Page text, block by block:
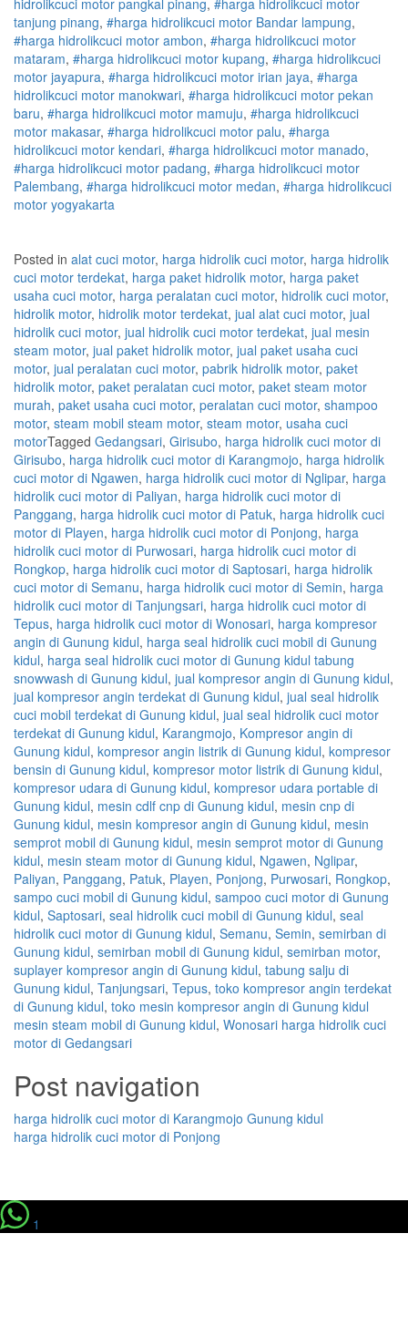
hidrolikcuci motor pangkal pinang, #harga hidrolikcuci motor
tanjung pinang, #harga hidrolikcuci motor Bandar lampung,
#harga hidrolikcuci motor ambon, #harga hidrolikcuci motor
mataram, #harga hidrolikcuci motor kupang, #harga hidrolikcuci
motor jayapura, #harga hidrolikcuci motor irian jaya, #harga
hidrolikcuci motor manokwari, #harga hidrolikcuci motor pekan
baru, #harga hidrolikcuci motor mamuju, #harga hidrolikcuci
motor makasar, #harga hidrolikcuci motor palu, #harga
hidrolikcuci motor kendari, #harga hidrolikcuci motor manado,
#harga hidrolikcuci motor padang, #harga hidrolikcuci motor
Palembang, #harga hidrolikcuci motor medan, #harga hidrolikcuci
motor yogyakarta
Posted in alat cuci motor, harga hidrolik cuci motor, harga hidrolik
cuci motor terdekat, harga paket hidrolik motor, harga paket
usaha cuci motor, harga peralatan cuci motor, hidrolik cuci motor,
hidrolik motor, hidrolik motor terdekat, jual alat cuci motor, jual
hidrolik cuci motor, jual hidrolik cuci motor terdekat, jual mesin
steam motor, jual paket hidrolik motor, jual paket usaha cuci
motor, jual peralatan cuci motor, pabrik hidrolik motor, paket
hidrolik motor, paket peralatan cuci motor, paket steam motor
murah, paket usaha cuci motor, peralatan cuci motor, shampoo
motor, steam mobil steam motor, steam motor, usaha cuci
motorTagged Gedangsari, Girisubo, harga hidrolik cuci motor di
Girisubo, harga hidrolik cuci motor di Karangmojo, harga hidrolik
cuci motor di Ngawen, harga hidrolik cuci motor di Nglipar, harga
hidrolik cuci motor di Paliyan, harga hidrolik cuci motor di
Panggang, harga hidrolik cuci motor di Patuk, harga hidrolik cuci
motor di Playen, harga hidrolik cuci motor di Ponjong, harga
hidrolik cuci motor di Purwosari, harga hidrolik cuci motor di
Rongkop, harga hidrolik cuci motor di Saptosari, harga hidrolik
cuci motor di Semanu, harga hidrolik cuci motor di Semin, harga
hidrolik cuci motor di Tanjungsari, harga hidrolik cuci motor di
Tepus, harga hidrolik cuci motor di Wonosari, harga kompresor
angin di Gunung kidul, harga seal hidrolik cuci mobil di Gunung
kidul, harga seal hidrolik cuci motor di Gunung kidul tabung
snowwash di Gunung kidul, jual kompresor angin di Gunung kidul,
jual kompresor angin terdekat di Gunung kidul, jual seal hidrolik
cuci mobil terdekat di Gunung kidul, jual seal hidrolik cuci motor
terdekat di Gunung kidul, Karangmojo, Kompresor angin di
Gunung kidul, kompresor angin listrik di Gunung kidul, kompresor
bensin di Gunung kidul, kompresor motor listrik di Gunung kidul,
kompresor udara di Gunung kidul, kompresor udara portable di
Gunung kidul, mesin cdlf cnp di Gunung kidul, mesin cnp di
Gunung kidul, mesin kompresor angin di Gunung kidul, mesin
semprot mobil di Gunung kidul, mesin semprot motor di Gunung
kidul, mesin steam motor di Gunung kidul, Ngawen, Nglipar,
Paliyan, Panggang, Patuk, Playen, Ponjong, Purwosari, Rongkop,
sampo cuci mobil di Gunung kidul, sampoo cuci motor di Gunung
kidul, Saptosari, seal hidrolik cuci mobil di Gunung kidul, seal
hidrolik cuci motor di Gunung kidul, Semanu, Semin, semirban di
Gunung kidul, semirban mobil di Gunung kidul, semirban motor,
suplayer kompresor angin di Gunung kidul, tabung salju di
Gunung kidul, Tanjungsari, Tepus, toko kompresor angin terdekat
di Gunung kidul, toko mesin kompresor angin di Gunung kidul
mesin steam mobil di Gunung kidul, Wonosari harga hidrolik cuci
motor di Gedangsari
Post navigation
harga hidrolik cuci motor di Karangmojo Gunung kidul
harga hidrolik cuci motor di Ponjong
1